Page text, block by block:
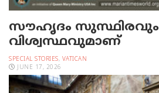
സൗഹൃദം സുസ്ഥിരവും
വിശ്വസ്ഥവുമാണ്
SPECIAL STORIES, VATICAN
JUNE 17, 2026